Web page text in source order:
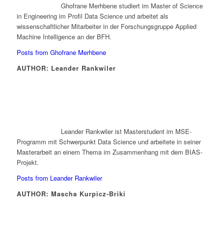
Ghofrane Merhbene studiert im Master of Science
in Engineering im Profil Data Science und arbeitet als
wissenschaftlicher Mitarbeiter in der Forschungsgruppe Applied
Machine Intelligence an der BFH.
Posts from Ghofrane Merhbene
AUTHOR: Leander Rankwiler
Leander Rankwiler ist Masterstudent im MSE-
Programm mit Schwerpunkt Data Science und arbeitete in seiner
Masterarbeit an einem Thema im Zusammenhang mit dem BIAS-
Projekt.
Posts from Leander Rankwiler
AUTHOR: Mascha Kurpicz-Briki